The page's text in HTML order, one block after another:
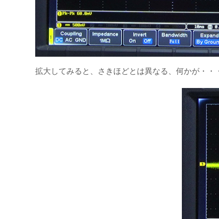
拡大してみると、さきほどとは異なる、何かが・・